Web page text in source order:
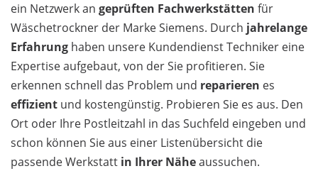
ein Netzwerk an geprüften Fachwerkstätten für
Wäschetrockner der Marke Siemens. Durch jahrelange
Erfahrung haben unsere Kundendienst Techniker eine
Expertise aufgebaut, von der Sie profitieren. Sie
erkennen schnell das Problem und reparieren es
effizient und kostengünstig. Probieren Sie es aus. Den
Ort oder Ihre Postleitzahl in das Suchfeld eingeben und
schon können Sie aus einer Listenübersicht die
passende Werkstatt in Ihrer Näheaussuchen.